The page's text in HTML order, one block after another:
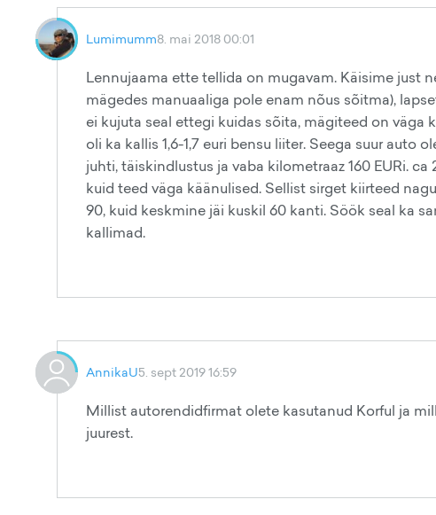
Lumimumm8. mai 2018 00:01
Lennujaama ette tellida on mugavam. Käisime just
mägedes manuaaliga pole enam nõus sõitma),
ei kujuta seal ettegi kuidas sõita, mägiteed on väga
oli ka kallis 1,6-1,7 euri bensu liiter. Seega suur auto
juhti, täiskindlustus ja vaba kilometraaz 160 EURi.
kuid teed väga käänulised. Sellist sirget kiirteed
90, kuid keskmine jäi kuskil 60 kanti. Söök seal ka
kallimad.
AnnikaU5. sept 2019 16:59
Millist autorendidfirmat olete kasutanud Korful ja
juurest.